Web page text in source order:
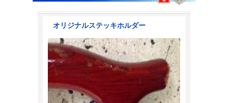
オリジナルステッキホルダー